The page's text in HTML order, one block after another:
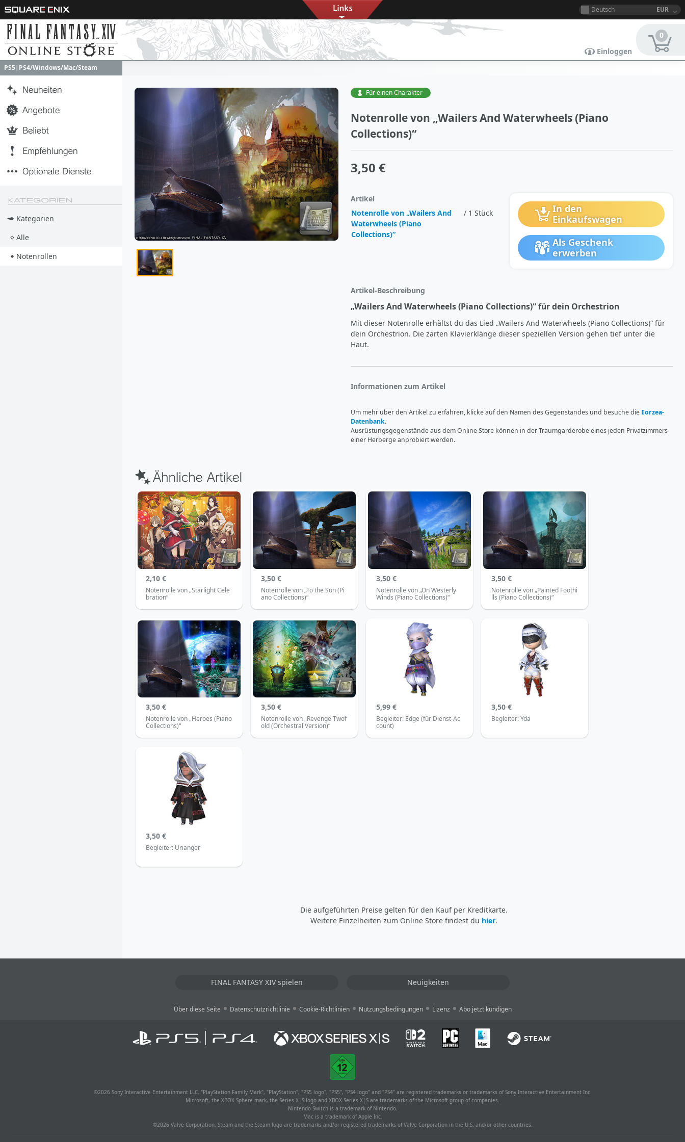
Deutsch EUR
Einloggen
0
PS5|PS4/Windows/Mac/Steam
PS5|PS4/Windows/Mac/Steam
Kategorien
Alle
Notenrollen
Für einen Charakter
Notenrolle von „Wailers And Waterwheels (Piano
Collections)“
3,50 €
In den
Einkaufswagen
Als Geschenk
erwerben
Artikel
Notenrolle von „Wailers And
Waterwheels (Piano
Collections)“
/ 1 Stück
Artikel-Beschreibung
„Wailers And Waterwheels (Piano Collections)“ für dein Orchestrion
Mit dieser Notenrolle erhältst du das Lied „Wailers And Waterwheels (Piano Collections)“ für
dein Orchestrion. Die zarten Klavierklänge dieser speziellen Version gehen tief unter die
Haut.
Informationen zum Artikel
Um mehr über den Artikel zu erfahren, klicke auf den Namen des Gegenstandes und besuche die Eorzea-
Datenbank.
Ausrüstungsgegenstände aus dem Online Store können in der Traumgarderobe eines jeden Privatzimmers
einer Herberge anprobiert werden.
2,10 €
Notenrolle von „Starlight Cele
bration“
3,50 €
Notenrolle von „To the Sun (Pi
ano Collections)“
3,50 €
Notenrolle von „On Westerly
Winds (Piano Collections)“
3,50 €
Notenrolle von „Painted Foothi
lls (Piano Collections)“
3,50 €
Notenrolle von „Heroes (Piano
Collections)“
3,50 €
Notenrolle von „Revenge Twof
old (Orchestral Version)“
5,99 €
Begleiter: Edge (für Dienst-Ac
count)
3,50 €
Begleiter: Yda
3,50 €
Begleiter: Urianger
Die aufgeführten Preise gelten für den Kauf per Kreditkarte.
Weitere Einzelheiten zum Online Store findest du hier.
FINAL FANTASY XIV spielen Neuigkeiten
Über diese Seite Datenschutzrichtlinie Cookie-Richtlinien Nutzungsbedingungen Lizenz Abo jetzt kündigen
©2026 Sony Interactive Entertainment LLC. "PlayStation Family Mark", "PlayStation", "PS5 logo", "PS5", "PS4 logo" and "PS4" are registered trademarks or trademarks of Sony Interactive Entertainment Inc.
Microsoft, the XBOX Sphere mark, the Series X|S logo and XBOX Series X|S are trademarks of the Microsoft group of companies.
Nintendo Switch is a trademark of Nintendo.
Mac is a trademark of Apple Inc.
©2026 Valve Corporation. Steam and the Steam logo are trademarks and/or registered trademarks of Valve Corporation in the U.S. and/or other countries.